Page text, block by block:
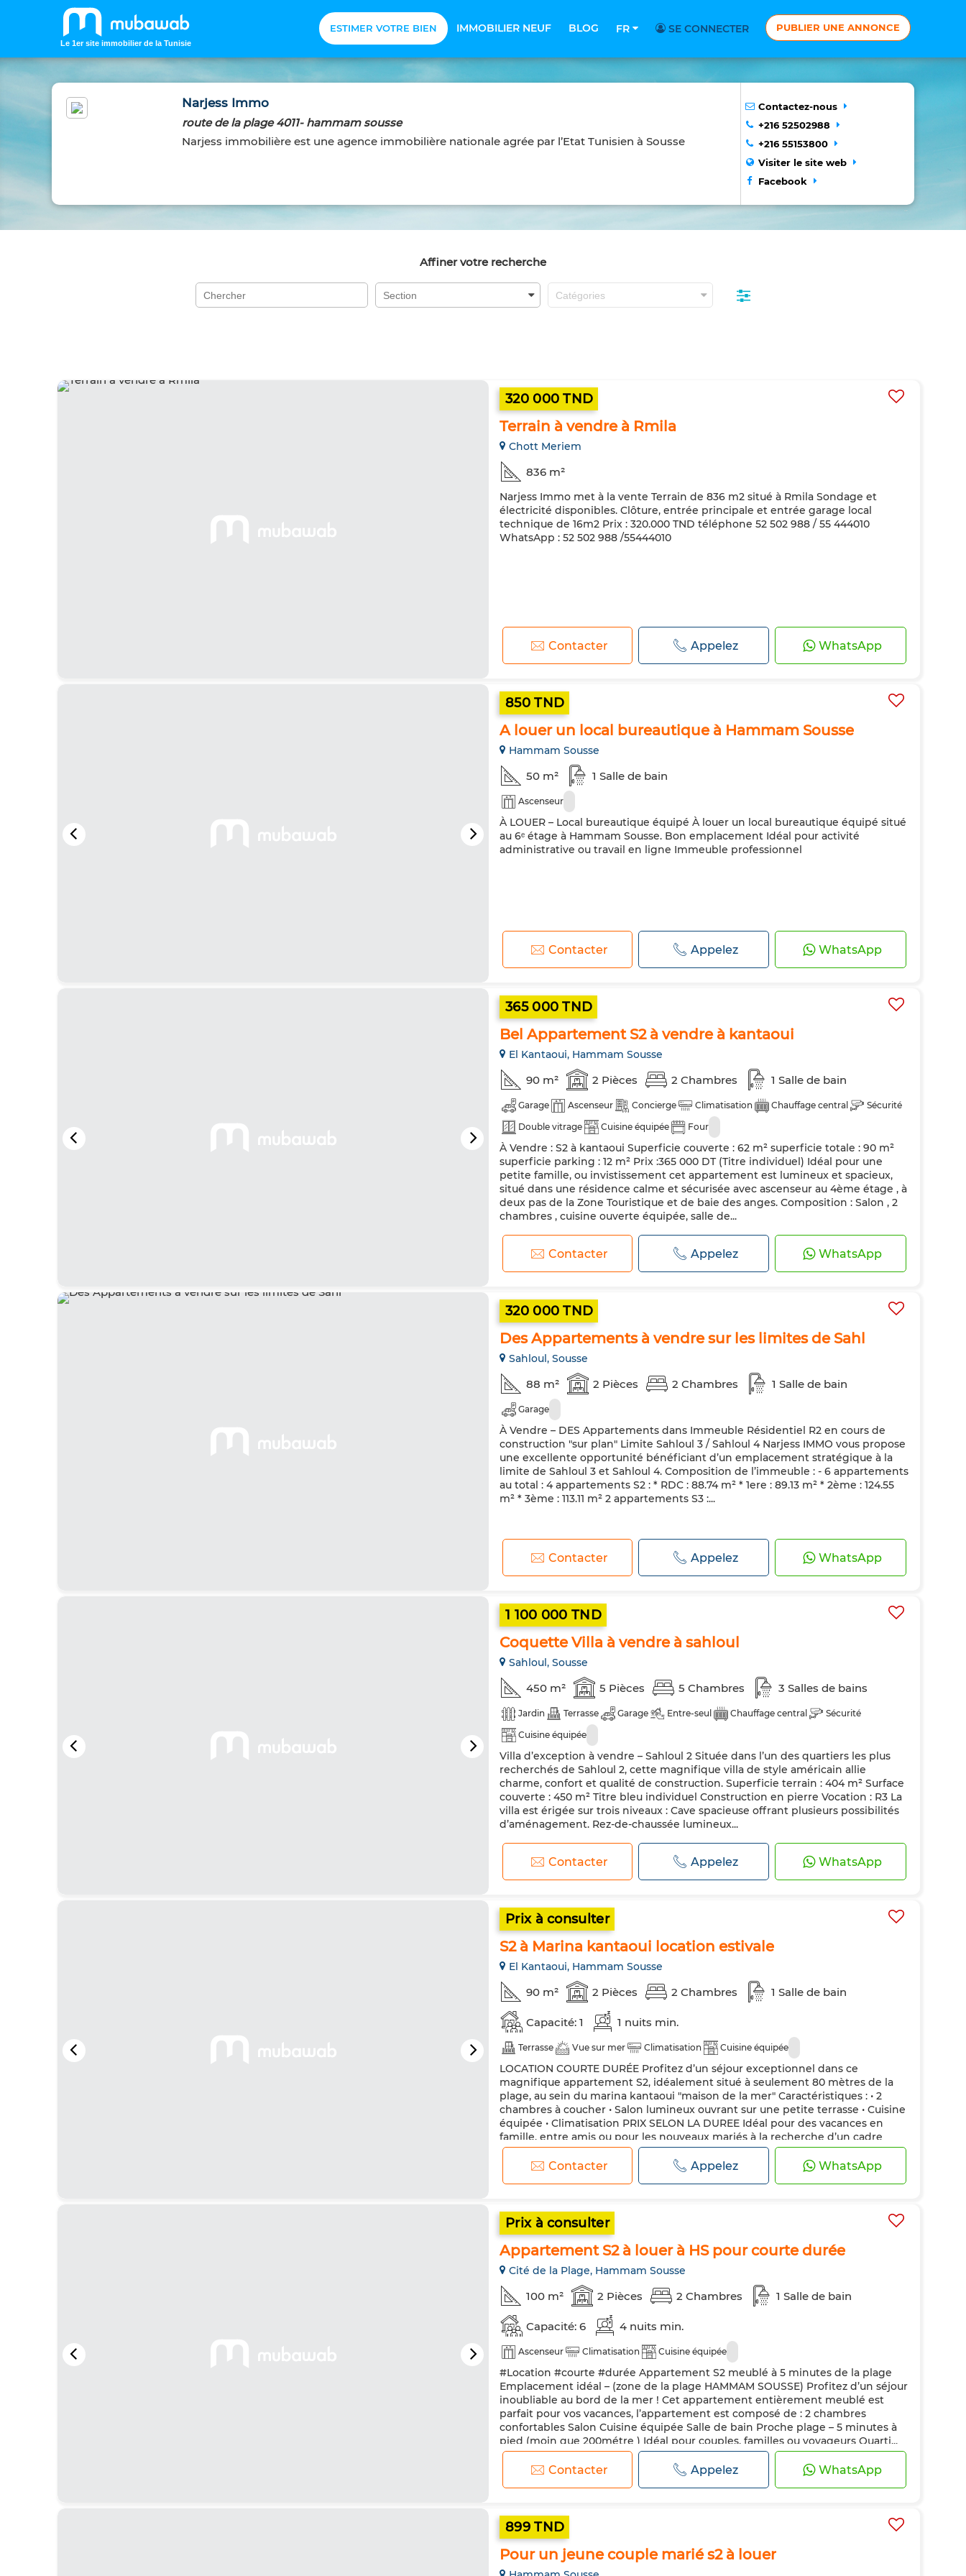
Le 1er site immobilier de la Tunisie
ESTIMER VOTRE BIEN IMMOBILIER NEUF BLOG FR SE CONNECTER PUBLIER UNE ANNONCE
Narjess Immo
route de la plage 4011- hammam sousse
Narjess immobilière est une agence immobilière nationale agrée par l’Etat Tunisien à Sousse
Contactez-nous
+216 52502988
+216 55153800
Visiter le site web
Facebook
Affiner votre recherche
320 000 TND
Terrain à vendre à Rmila
Chott Meriem
836 m²
Narjess Immo met à la vente Terrain de 836 m2 situé à Rmila Sondage et
électricité disponibles. Clôture, entrée principale et entrée garage local
technique de 16m2 Prix : 320.000 TND téléphone 52 502 988 / 55 444010
WhatsApp : 52 502 988 /55444010
Contacter Appelez WhatsApp
850 TND
A louer un local bureautique à Hammam Sousse
Hammam Sousse
50 m² 1 Salle de bain
Ascenseur
À LOUER – Local bureautique équipé À louer un local bureautique équipé situé
au 6ᵉ étage à Hammam Sousse. Bon emplacement Idéal pour activité
administrative ou travail en ligne Immeuble professionnel
Contacter Appelez WhatsApp
365 000 TND
Bel Appartement S2 à vendre à kantaoui
El Kantaoui, Hammam Sousse
90 m² 2 Pièces 2 Chambres 1 Salle de bain
Garage Ascenseur Concierge Climatisation Chauffage central
Sécurité
Double vitrage
Cuisine équipée Four
À Vendre : S2 à kantaoui Superficie couverte : 62 m² superficie totale : 90 m²
superficie parking : 12 m² Prix :365 000 DT (Titre individuel) Idéal pour une
petite famille, ou invistissement cet appartement est lumineux et spacieux,
situé dans une résidence calme et sécurisée avec ascenseur au 4ème étage , à
deux pas de la Zone Touristique et de baie des anges. Composition : Salon , 2
chambres , cuisine ouverte équipée, salle de...
Contacter Appelez WhatsApp
320 000 TND
Des Appartements à vendre sur les limites de Sahl
Sahloul, Sousse
88 m² 2 Pièces 2 Chambres 1 Salle de bain
Garage
À Vendre – DES Appartements dans Immeuble Résidentiel R2 en cours de
construction "sur plan" Limite Sahloul 3 / Sahloul 4 Narjess IMMO vous propose
une excellente opportunité bénéficiant d’un emplacement stratégique à la
limite de Sahloul 3 et Sahloul 4. Composition de l’immeuble : - 6 appartements
au total : 4 appartements S2 : * RDC : 88.74 m² * 1ere : 89.13 m² * 2ème : 124.55
m² * 3ème : 113.11 m² 2 appartements S3 :...
Contacter Appelez WhatsApp
1 100 000 TND
Coquette Villa à vendre à sahloul
Sahloul, Sousse
450 m² 5 Pièces 5 Chambres 3 Salles de bains
Jardin Terrasse Garage Entre-seul Chauffage central
Sécurité
Cuisine équipée
Villa d’exception à vendre – Sahloul 2 Située dans l’un des quartiers les plus
recherchés de Sahloul 2, cette magnifique villa de style américain allie
charme, confort et qualité de construction. Superficie terrain : 404 m² Surface
couverte : 450 m² Titre bleu individuel Construction en pierre Vocation : R3 La
villa est érigée sur trois niveaux : Cave spacieuse offrant plusieurs possibilités
d’aménagement. Rez-de-chaussée lumineux...
Contacter Appelez WhatsApp
Prix à consulter
S2 à Marina kantaoui location estivale
El Kantaoui, Hammam Sousse
90 m² 2 Pièces 2 Chambres 1 Salle de bain
Capacité: 1 1 nuits min.
Terrasse Vue sur mer Climatisation Cuisine équipée
LOCATION COURTE DURÉE Profitez d’un séjour exceptionnel dans ce
magnifique appartement S2, idéalement situé à seulement 80 mètres de la
plage, au sein du marina kantaoui "maison de la mer" Caractéristiques : • 2
chambres à coucher • Salon lumineux ouvrant sur une petite terrasse • Cuisine
équipée • Climatisation PRIX SELON LA DUREE Idéal pour des vacances en
famille, entre amis ou pour les nouveaux mariés à la recherche d’un cadre
agréa...
Contacter Appelez WhatsApp
Prix à consulter
Appartement S2 à louer à HS pour courte durée
Cité de la Plage, Hammam Sousse
100 m² 2 Pièces 2 Chambres 1 Salle de bain
Capacité: 6 4 nuits min.
Ascenseur Climatisation Cuisine équipée
#Location #courte #durée Appartement S2 meublé à 5 minutes de la plage
Emplacement idéal – (zone de la plage HAMMAM SOUSSE) Profitez d’un séjour
inoubliable au bord de la mer ! Cet appartement entièrement meublé est
parfait pour vos vacances, l’appartement est composé de : 2 chambres
confortables Salon Cuisine équipée Salle de bain Proche plage – 5 minutes à
pied (moin que 200métre ) Idéal pour couples, familles ou voyageurs Quarti...
Contacter Appelez WhatsApp
899 TND
Pour un jeune couple marié s2 à louer